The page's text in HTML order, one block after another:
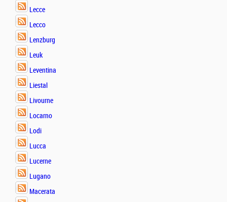
Lecce
Lecco
Lenzburg
Leuk
Leventina
Liestal
Livourne
Locarno
Lodi
Lucca
Lucerne
Lugano
Macerata